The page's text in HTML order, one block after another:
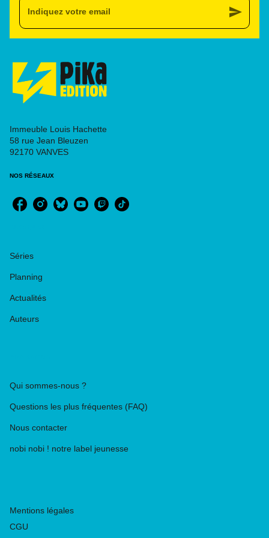
Indiquez votre email send
Immeuble Louis Hachette
58 rue Jean Bleuzen
92170 VANVES
NOS RÉSEAUX
Séries
Planning
Actualités
Auteurs
Qui sommes-nous ?
Questions les plus fréquentes (FAQ)
Nous contacter
nobi nobi ! notre label jeunesse
Mentions légales
CGU